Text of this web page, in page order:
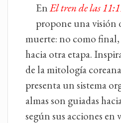
EnEl tren de las
propone una visión
muerte: no como
hacia otra etapa.
de la mitología
presenta un sistema
almas son guiadas
según sus acciones en